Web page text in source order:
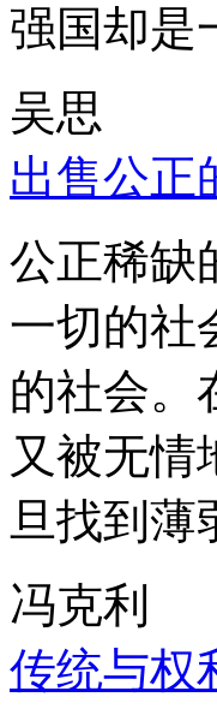
强国却是
吴思
出售公正
公正稀缺
一切的社
的社会。
又被无情
旦找到薄
冯克利
传统与权